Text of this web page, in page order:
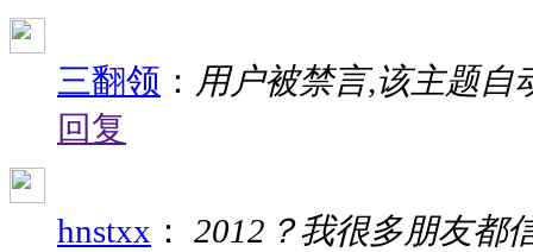
三翻领 ： 用户被禁言,该主题自
回复
hnstxx ： 2012？我很多朋友都